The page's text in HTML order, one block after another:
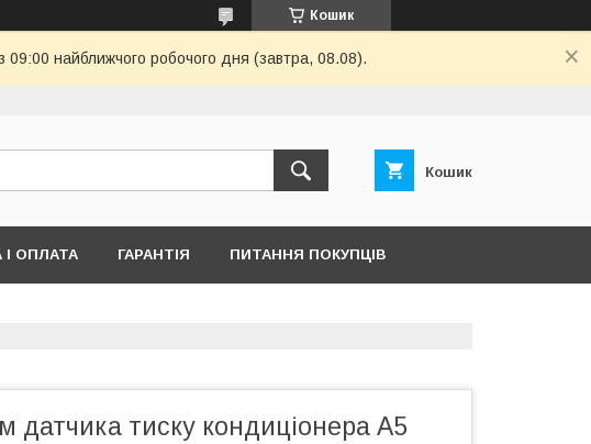
Кошик
09:00 найближчого робочого дня (завтра, 08.08).
Кошик
ОПЛАТА ГАРАНТІЯ ПИТАННЯ ПОКУПЦІВ
датчика тиску кондиціонера А5